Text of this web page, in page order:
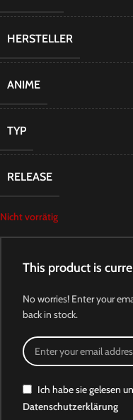
HERSTELLER
ANIME
TYP
RELEASE
Nicht vorrätig
This product is
No worries! Enter your
back in stock.
Ich habe sie gelesen
Datenschutzerklärung